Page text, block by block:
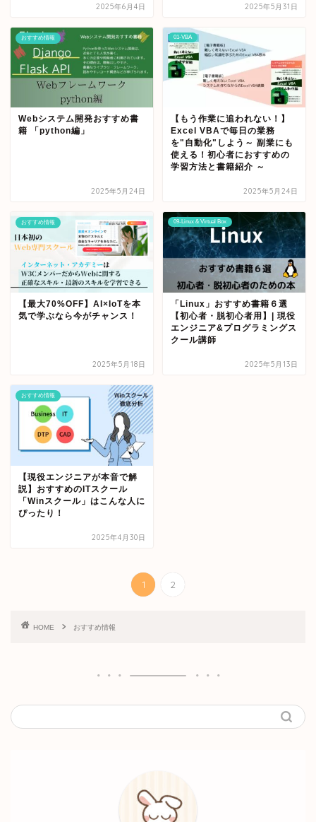
2025年6月4日 2025年5月31日
おすすめ情報
Webシステム開発おすすめ書
籍 「python編」
2025年5月24日
01-VBA
【もう作業に追われない！】
Excel VBAで毎日の業務
を"自動化"しよう～ 副業にも
使える！初心者におすすめの
学習方法と書籍紹介 ～
2025年5月24日
おすすめ情報
【最大70%OFF】AI×IoTを本
気で学ぶなら今がチャンス！
2025年5月18日
09-Linux & Virtual Box
「Linux」おすすめ書籍６選
【初心者・脱初心者用】| 現役
エンジニア&プログラミングス
クール講師
2025年5月13日
おすすめ情報
【現役エンジニアが本音で解
説】おすすめのITスクール
「Winスクール」はこんな人に
ぴったり！
2025年4月30日
1 2
HOME おすすめ情報